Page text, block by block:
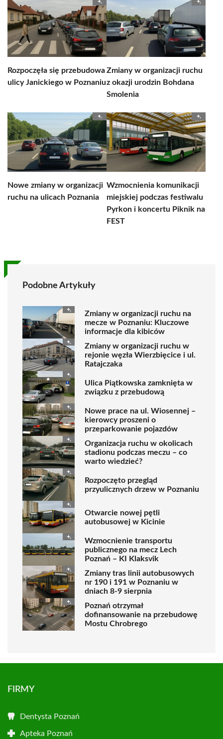
Rozpoczęła się przebudowa
ulicy Janickiego w Poznaniu
Zmiany w organizacji ruchu
z okazji urodzin Bohdana
Smolenia
Nowe zmiany w organizacji
ruchu na ulicach Poznania
Wzmocnienia komunikacji
miejskiej podczas festiwalu
Pyrkon i koncertu Piknik na
FEST
Podobne Artykuły
Zmiany w organizacji ruchu na
mecze w Poznaniu: Kluczowe
informacje dla kibiców
Zmiany w organizacji ruchu w
rejonie węzła Wierzbięcice i ul.
Ratajczaka
Ulica Piątkowska zamknięta w
związku z przebudową
Nowe prace na ul. Wiosennej –
kierowcy proszeni o
przeparkowanie pojazdów
Organizacja ruchu w okolicach
stadionu podczas meczu – co
warto wiedzieć?
Rozpoczęto przegląd
przyulicznych drzew w Poznaniu
Otwarcie nowej pętli
autobusowej w Kicinie
Wzmocnienie transportu
publicznego na mecz Lech
Poznań – KI Klaksvik
Zmiany tras linii autobusowych
nr 190 i 191 w Poznaniu w
dniach 8-9 sierpnia
Poznań otrzymał
dofinansowanie na przebudowę
Mostu Chrobrego
FIRMY
Dentysta Poznań
Apteka Poznań